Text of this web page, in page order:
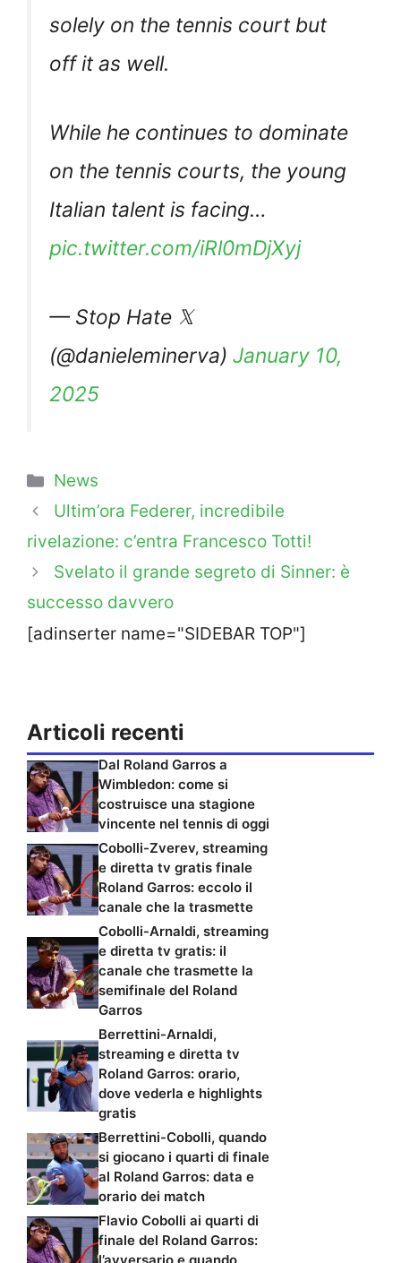
solely on the tennis court but
off it as well.
While he continues to dominate
on the tennis courts, the young
Italian talent is facing…
pic.twitter.com/iRl0mDjXyj
— Stop Hate 𝕏
(@danieleminerva) January 10,
2025
Categorie
News
Ultim’ora Federer, incredibile
rivelazione: c’entra Francesco Totti!
Svelato il grande segreto di Sinner: è
successo davvero
[adinserter name="SIDEBAR TOP"]
Articoli recenti
Dal Roland Garros a
Wimbledon: come si
costruisce una stagione
vincente nel tennis di oggi
Cobolli-Zverev, streaming
e diretta tv gratis finale
Roland Garros: eccolo il
canale che la trasmette
Cobolli-Arnaldi, streaming
e diretta tv gratis: il
canale che trasmette la
semifinale del Roland
Garros
Berrettini-Arnaldi,
streaming e diretta tv
Roland Garros: orario,
dove vederla e highlights
gratis
Berrettini-Cobolli, quando
si giocano i quarti di finale
al Roland Garros: data e
orario dei match
Flavio Cobolli ai quarti di
finale del Roland Garros: